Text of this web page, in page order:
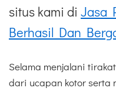
situs kami di Jasa
Berhasil Dan
Selama menjalani
dari ucapan kotor serta